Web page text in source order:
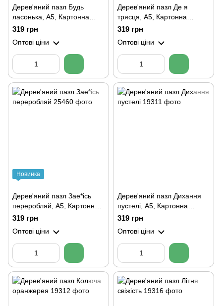
Дерев'яний пазл Будь
ласонька, А5, Картонна
коробка
319 грн
Оптові ціни
Дерев'яний пазл Де я
трясця, А5, Картонна
коробка
319 грн
Оптові ціни
Новинка
Дерев'яний пазл Зае*ісь
переробляй, А5, Картонна
коробка
319 грн
Оптові ціни
Дерев'яний пазл Дихання
пустелі, А5, Картонна
коробка
319 грн
Оптові ціни